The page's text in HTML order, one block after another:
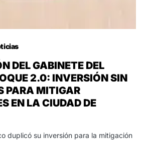
DEL GABINETE DEL
2.0: INVERSIÓN SIN
PARA MITIGAR
EN LA CIUDAD DE
duplicó su inversión para la mitigación